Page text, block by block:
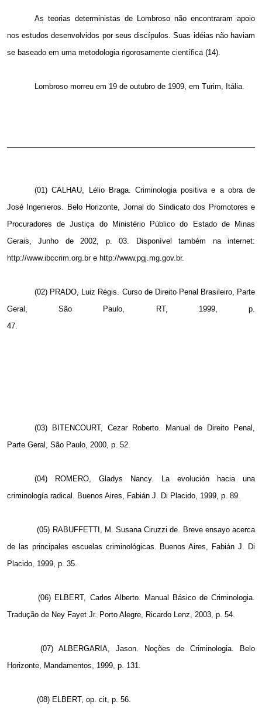
As teorias deterministas de Lombroso não encontraram apoio
nos estudos desenvolvidos por seus discípulos. Suas idéias não haviam
se baseado em uma metodologia rigorosamente científica (14).
Lombroso morreu em 19 de outubro de 1909, em Turim, Itália.
(01) CALHAU, Lélio Braga. Criminologia positiva e a obra de
José Ingenieros. Belo Horizonte, Jornal do Sindicato dos Promotores e
Procuradores de Justiça do Ministério Público do Estado de Minas
Gerais, Junho de 2002, p. 03. Disponível também na internet:
http://www.ibccrim.org.br e http://www.pgj.mg.gov.br.
(02) PRADO, Luiz Régis. Curso de Direito Penal Brasileiro, Parte
Geral, São Paulo, RT, 1999, p.
47.
(03) BITENCOURT, Cezar Roberto. Manual de Direito Penal,
Parte Geral, São Paulo, 2000, p. 52.
(04) ROMERO, Gladys Nancy. La evolución hacia una
criminología radical. Buenos Aires, Fabián J. Di Placido, 1999, p. 89.
(05) RABUFFETTI, M. Susana Ciruzzi de. Breve ensayo acerca
de las principales escuelas criminológicas. Buenos Aires, Fabián J. Di
Placido, 1999, p. 35.
(06) ELBERT, Carlos Alberto. Manual Básico de Criminologia.
Tradução de Ney Fayet Jr. Porto Alegre, Ricardo Lenz, 2003, p. 54.
(07) ALBERGARIA, Jason. Noções de Criminologia. Belo
Horizonte, Mandamentos, 1999, p. 131.
(08) ELBERT, op. cit, p. 56.